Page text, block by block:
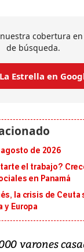
cobertura
de búsqueda.
Estrella en
de 2026
el trabajo?
en Panamá
la crisis de Ceuta
y Europa
varones